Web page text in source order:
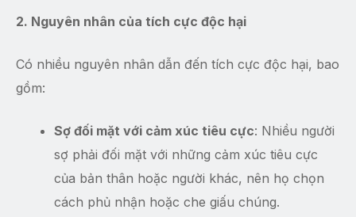
2. Nguyên nhân của tích cực độc hại
Có nhiều nguyên nhân dẫn đến tích cực độc hại, bao
gồm:
Sợ đối mặt với cảm xúc tiêu cực: Nhiều người
sợ phải đối mặt với những cảm xúc tiêu cực
của bản thân hoặc người khác, nên họ chọn
cách phủ nhận hoặc che giấu chúng.